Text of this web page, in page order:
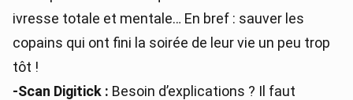
ivresse totale et mentale… En bref : sauver les
copains qui ont fini la soirée de leur vie un peu trop
tôt !
-Scan Digitick : Besoin d’explications ? Il faut